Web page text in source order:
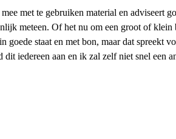
met te gebruiken material en adviseert
meteen. Of het nu om een groot of
goede staat en met bon, maar dat spreekt
dit iedereen aan en ik zal zelf niet snel een